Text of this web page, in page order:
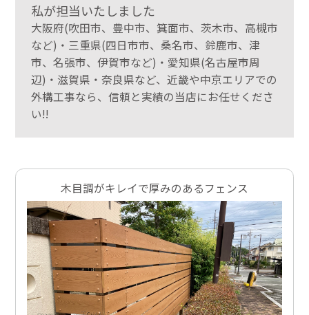
私が担当いたしました
大阪府(吹田市、豊中市、箕面市、茨木市、高槻市
など)・三重県(四日市市、桑名市、鈴鹿市、津
市、名張市、伊賀市など)・愛知県(名古屋市周
辺)・滋賀県・奈良県など、近畿や中京エリアでの
外構工事なら、信頼と実績の当店にお任せくださ
い!!
木目調がキレイで厚みのあるフェンス